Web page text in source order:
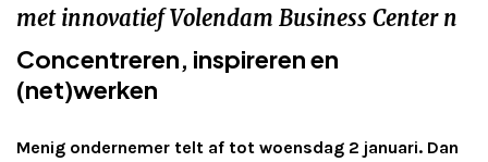
Contact
met innovatief Volendam Business Center n
Concentreren, inspireren en
(net)werken
Menig ondernemer telt af tot woensdag 2 januari. Dan